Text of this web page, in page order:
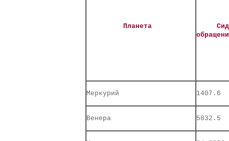
Планета
Меркурий 1407.6
Венера 5832.5